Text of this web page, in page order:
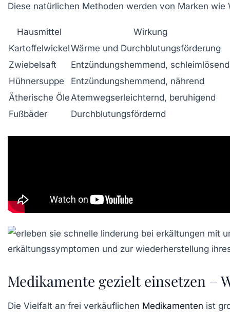
Diese natürlichen Methoden werden von Marken
Hausmittel
Wirkung
KartoffelwickelWärme und Durchblutungsförderung
Zwiebelsaft
Entzündungshemmend, schleimlösend
Hühnersuppe
Entzündungshemmend, nährend
Ätherische ÖleAtemwegserleichternd, beruhigend
Fußbäder
Durchblutungsfördernd
Medikamente gezielt einsetzen –
Die Vielfalt an frei verkäuflichen Medikamenten ist